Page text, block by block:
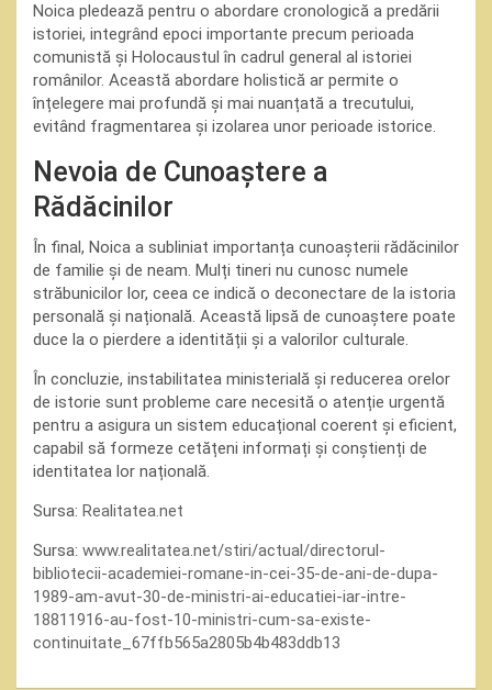
Noica pledează pentru o abordare cronologică a predării
istoriei, integrând epoci importante precum perioada
comunistă și Holocaustul în cadrul general al istoriei
românilor. Această abordare holistică ar permite o
înțelegere mai profundă și mai nuanțată a trecutului,
evitând fragmentarea și izolarea unor perioade istorice.
Nevoia de Cunoaștere a
Rădăcinilor
În final, Noica a subliniat importanța cunoașterii rădăcinilor
de familie și de neam. Mulți tineri nu cunosc numele
străbunicilor lor, ceea ce indică o deconectare de la istoria
personală și națională. Această lipsă de cunoaștere poate
duce la o pierdere a identității și a valorilor culturale.
În concluzie, instabilitatea ministerială și reducerea orelor
de istorie sunt probleme care necesită o atenție urgentă
pentru a asigura un sistem educațional coerent și eficient,
capabil să formeze cetățeni informați și conștienți de
identitatea lor națională.
Sursa: Realitatea.net
Sursa: www.realitatea.net/stiri/actual/directorul-
bibliotecii-academiei-romane-in-cei-35-de-ani-de-dupa-
1989-am-avut-30-de-ministri-ai-educatiei-iar-intre-
18811916-au-fost-10-ministri-cum-sa-existe-
continuitate_67ffb565a2805b4b483ddb13